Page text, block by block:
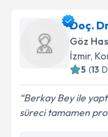
Prof. Dr.
oluşturun.
takvim
Doç.
Göz
İzmir,
5 (13
Berkay Bey ile
süreci tamamen